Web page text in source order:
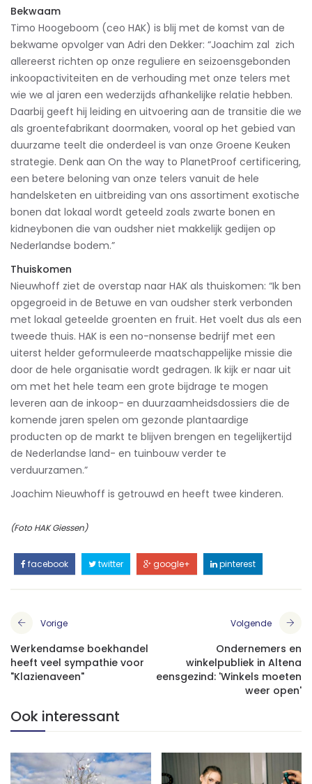
Bekwaam
Timo Hoogeboom (ceo HAK) is blij met de komst van de
bekwame opvolger van Adri den Dekker: “Joachim zal zich
allereerst richten op onze reguliere en seizoensgebonden
inkoopactiviteiten en de verhouding met onze telers met
wie we al jaren een wederzijds afhankelijke relatie hebben.
Daarbij geeft hij leiding en uitvoering aan de transitie die we
als groentefabrikant doormaken, vooral op het gebied van
duurzame teelt die onderdeel is van onze Groene Keuken
strategie. Denk aan On the way to PlanetProof certificering,
een betere beloning van onze telers vanuit de hele
handelsketen en uitbreiding van ons assortiment exotische
bonen dat lokaal wordt geteeld zoals zwarte bonen en
kidneybonen die van oudsher niet makkelijk gedijen op
Nederlandse bodem.”
Thuiskomen
Nieuwhoff ziet de overstap naar HAK als thuiskomen: “Ik ben
opgegroeid in de Betuwe en van oudsher sterk verbonden
met lokaal geteelde groenten en fruit. Het voelt dus als een
tweede thuis. HAK is een no-nonsense bedrijf met een
uiterst helder geformuleerde maatschappelijke missie die
door de hele organisatie wordt gedragen. Ik kijk er naar uit
om met het hele team een grote bijdrage te mogen
leveren aan de inkoop- en duurzaamheidsdossiers die de
komende jaren spelen om gezonde plantaardige
producten op de markt te blijven brengen en tegelijkertijd
de Nederlandse land- en tuinbouw verder te
verduurzamen.”
Joachim Nieuwhoff is getrouwd en heeft twee kinderen.
(Foto HAK Giessen)
facebook twitter google+ pinterest
Vorige
Werkendamse boekhandel
heeft veel sympathie voor
"Klazienaveen"
Volgende
Ondernemers en
winkelpubliek in Altena
eensgezind: 'Winkels moeten
weer open'
Ook interessant